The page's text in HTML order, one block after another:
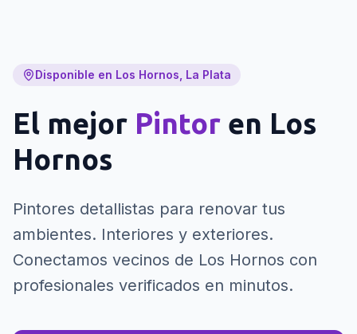
Disponible en Los Hornos, La Plata
El mejor Pintor en Los
Hornos
Pintores detallistas para renovar tus
ambientes. Interiores y exteriores.
Conectamos vecinos de Los Hornos con
profesionales verificados en minutos.